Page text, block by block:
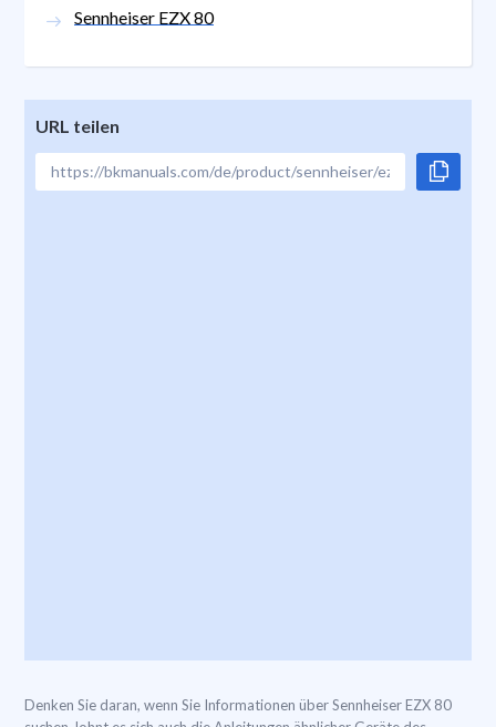
Sennheiser EZX 80
URL teilen
Denken Sie daran, wenn Sie Informationen über Sennheiser EZX 80